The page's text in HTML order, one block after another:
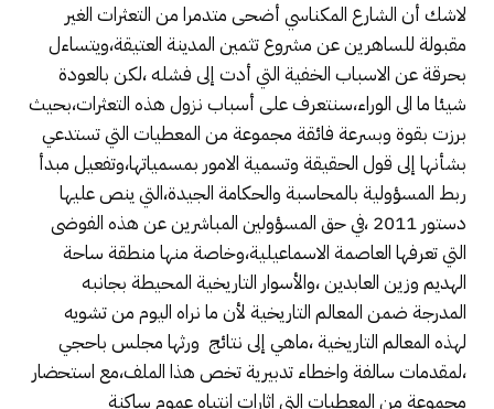
لاشك أن الشارع المكناسي أضحى متدمرا من التعثرات الغير
مقبولة للساهرين عن مشروع تثمين المدينة العتيقة،ويتساءل
بحرقة عن الاسباب الخفية التي أدت إلى فشله ،لكن بالعودة
شيئا ما الى الوراء،سنتعرف على أسباب نزول هذه التعثرات،بحيث
برزت بقوة وبسرعة فائقة مجموعة من المعطيات التي تستدعي
بشأنها إلى قول الحقيقة وتسمية الامور بمسمياتها،وتفعيل مبدأ
ربط المسؤولية بالمحاسبة والحكامة الجيدة،التي ينص عليها
دستور 2011 ،في حق المسؤولين المباشرين عن هذه الفوضى
التي تعرفها العاصمة الاسماعيلية،وخاصة منها منطقة ساحة
الهديم وزين العابدين ،والأسوار التاريخية المحيطة بجانبه
المدرجة ضمن المعالم التاريخية لأن ما نراه اليوم من تشويه
لهذه المعالم التاريخية ،ماهي إلى نتائج ورثها مجلس باحجي
،لمقدمات سالفة واخطاء تدبيرية تخص هذا الملف،مع استحضار
مجموعة من المعطيات التي اثارات انتباه عموم ساكنة